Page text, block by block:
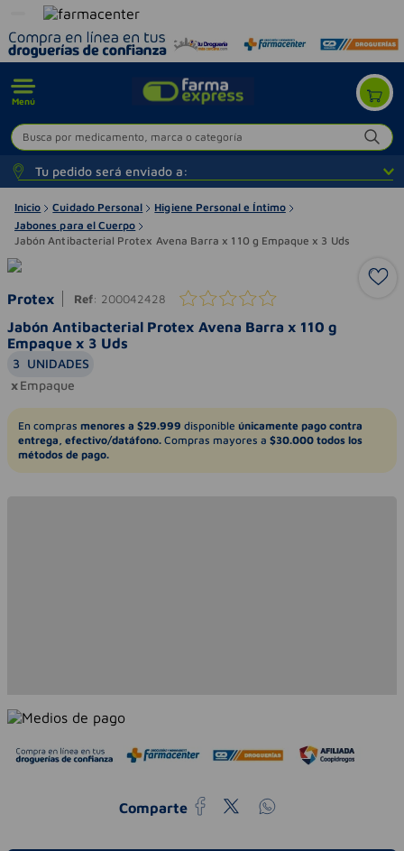
Menú
Busca por medicamento, marca o categoría
Tu pedido será enviado a:
Inicio Cuidado Personal
Higiene Personal e Íntimo
Jabones para el Cuerpo
Jabón Antibacterial Protex Avena Barra x 110 g Empaque x 3 Uds
Protex Ref: 200042428
Jabón Antibacterial Protex Avena Barra x 110 g
Empaque x 3 Uds
3 UNIDADES
Empaque
En compras menores a $29.999 disponible únicamente pago contra
entrega, efectivo/datáfono. Compras mayores a $30.000 todos los
métodos de pago.
Comparte